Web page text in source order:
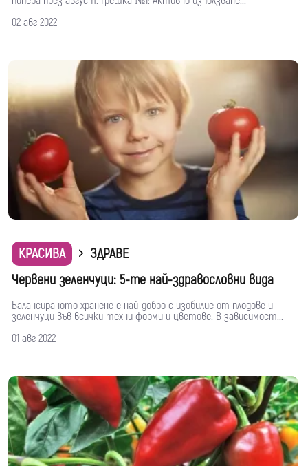
02 авг 2022
КРАСИВА
ЗДРАВЕ
Червени зеленчуци: 5-те най-здравословни вида
Балансираното хранене е най-добро с изобилие от плодове и
зеленчуци във всички техни форми и цветове. В зависимост...
01 авг 2022